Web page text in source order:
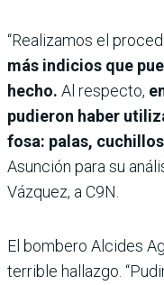
“Realizamos el
más indicios que
hecho. Al respecto,
pudieron haber
fosa: palas, cuchillos
Asunción para su
Vázquez, a C9N.
El bombero Alcides
terrible hallazgo.